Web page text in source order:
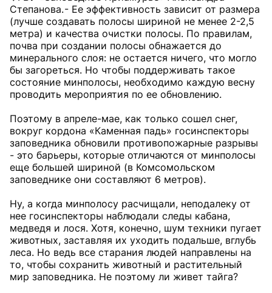
Степанова. - Ее эффективность зависит от размера
(лучше создавать полосы шириной не менее 2-2,5
метра) и качества очистки полосы. По правилам,
почва при создании полосы обнажается до
минерального слоя: не остается ничего, что могло
бы загореться. Но чтобы поддерживать такое
состояние минполосы, необходимо каждую весну
проводить мероприятия по ее обновлению.
Поэтому в апреле-мае, как только сошел снег,
вокруг кордона «Каменная падь» госинспекторы
заповедника обновили противопожарные разрывы
- это барьеры, которые отличаются от минполосы
еще большей шириной (в Комсомольском
заповеднике они составляют 6 метров).
Ну, а когда минполосу расчищали, неподалеку от
нее госинспекторы наблюдали следы кабана,
медведя и лося. Хотя, конечно, шум техники пугает
животных, заставляя их уходить подальше, вглубь
леса. Но ведь все старания людей направлены на
то, чтобы сохранить животный и растительный
мир заповедника. Не поэтому ли живет тайга?